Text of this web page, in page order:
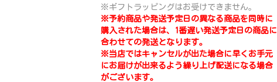
※ギフトラッピングはお受けできません。
※予約商品や発送予定日の異なる商品を同時に
購入された場合は、1番遅い発送予定日の商品に
合わせての発送となります。
※当店ではキャンセルが出た場合に早くお手元
にお届けが出来るよう繰り上げ配送になる場合
がございます。